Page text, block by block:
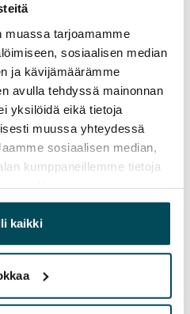
muassa tarjoamamme
sosiaalisen median
ja kävijämäärämme
avulla tehdyssä mainonnan
yksilöidä eikä tietoja
muussa yhteydessä
sosiaalisen median,
kumppaneillemme tietoja
tietoihin, joita olet antanut
olet käyttänyt heidän
kaikki